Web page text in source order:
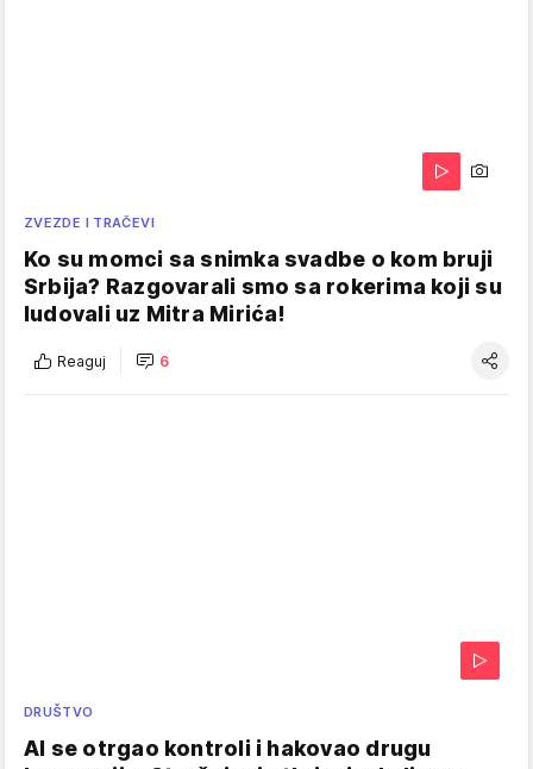
ZVEZDE I TRAČEVI
Ko su momci sa snimka svadbe o kom bruji
Srbija? Razgovarali smo sa rokerima koji su
ludovali uz Mitra Mirića!
Reaguj 6
DRUŠTVO
AI se otrgao kontroli i hakovao drugu